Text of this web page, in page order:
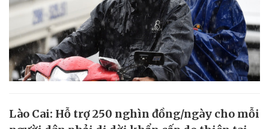
Lào Cai: Hỗ trợ 250 nghìn đồng/ngày cho mỗi